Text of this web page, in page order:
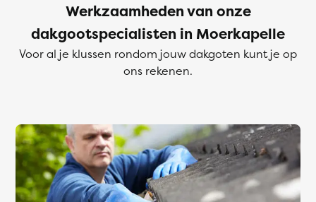
Werkzaamheden van onze
dakgootspecialisten in Moerkapelle
Voor al je klussen rondom jouw dakgoten kunt je op
ons rekenen.